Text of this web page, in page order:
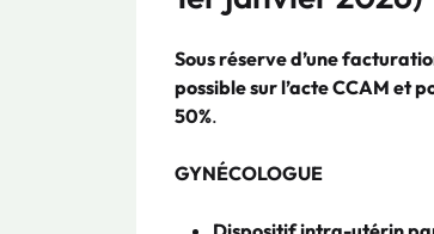
Sous réserve d’une
possible sur l’acte CCAM et
50%.
GYNÉCOLOGUE